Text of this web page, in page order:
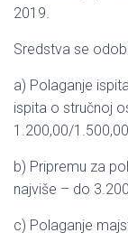
2019.
Sredstva se
a) Polaganje
ispita o stručnoj
1.200,00/
b) Pripremu za
najviše – do
c) Polaganje